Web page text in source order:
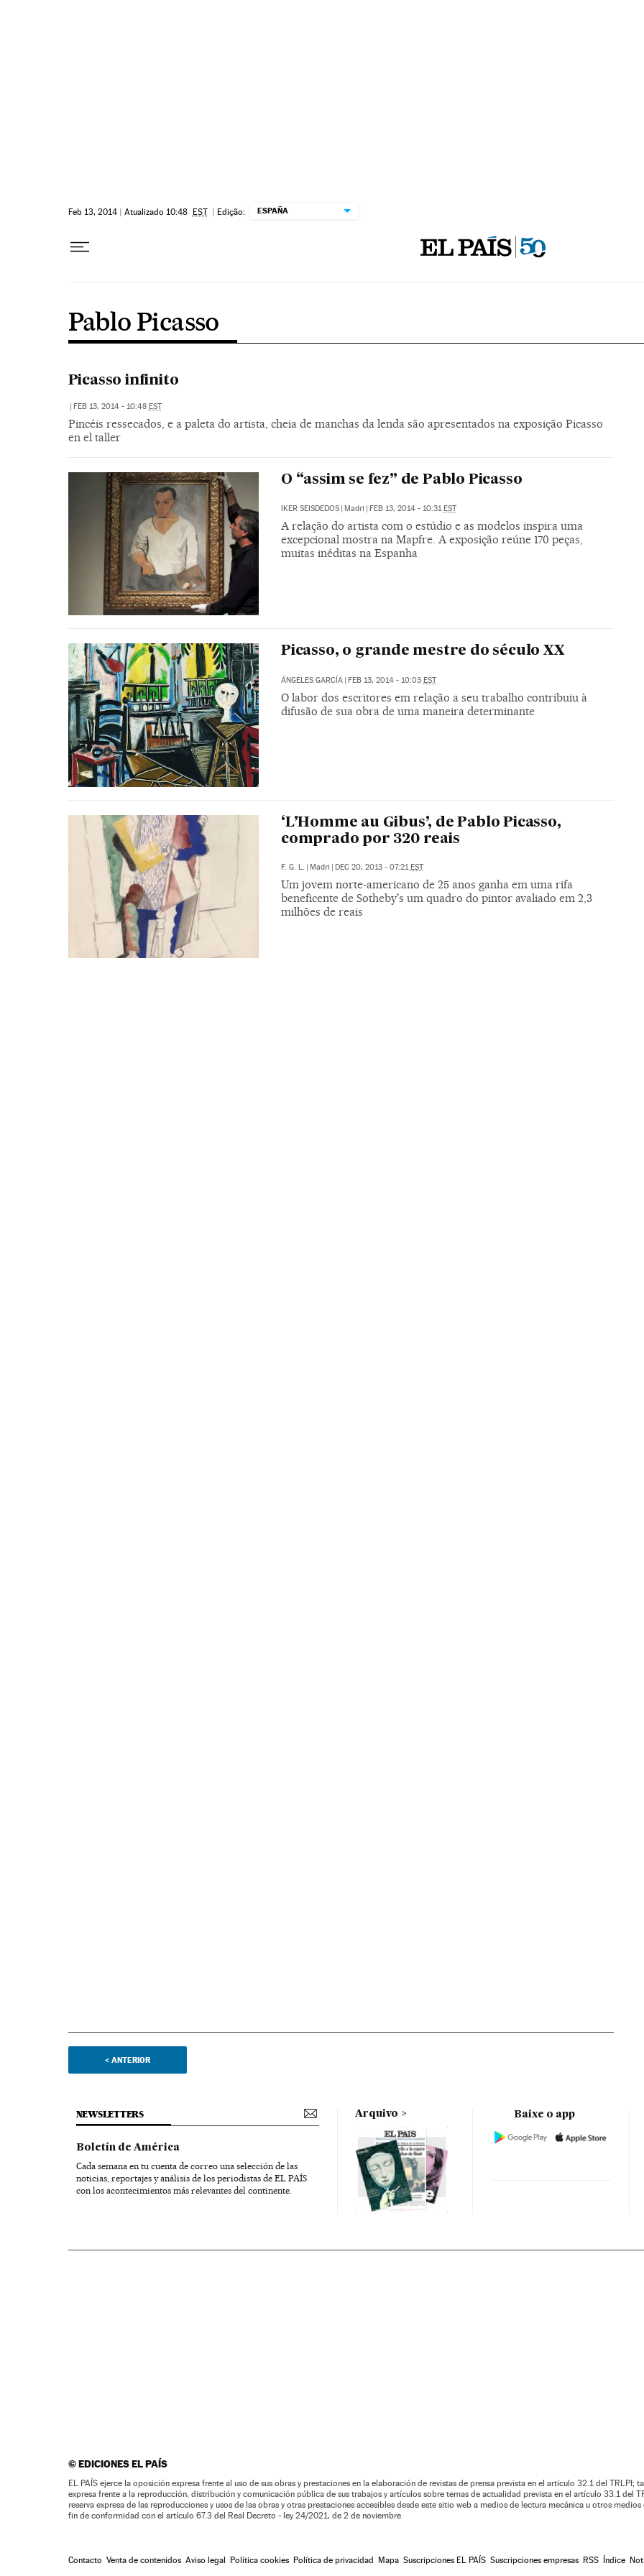
Feb 13, 2014 | Atualizado 10:48 EST | Edição: ESPAÑA
Pablo Picasso
Picasso infinito
| FEB 13, 2014 - 10:48 EST
Pincéis ressecados, e a paleta do artista, cheia de manchas da lenda são apresentados na exposição Picasso
en el taller
O “assim se fez” de Pablo Picasso
IKER SEISDEDOS | Madri | FEB 13, 2014 - 10:31EST
A relação do artista com o estúdio e as modelos inspira uma
excepcional mostra na Mapfre. A exposição reúne 170 peças,
muitas inéditas na Espanha
Picasso, o grande mestre do século XX
ÁNGELES GARCÍA FEB 13, 2014 - 10:03 EST
O labor dos escritores em relação a seu trabalho contribuiu à
difusão de sua obra de uma maneira determinante
‘L’Homme au Gibus’, de Pablo Picasso,
comprado por 320 reais
F. G. L. | Madri | DEC 20, 2013 - 07:21EST
Um jovem norte-americano de 25 anos ganha em uma rifa
beneficente de Sotheby's um quadro do pintor avaliado em 2,3
milhões de reais
< ANTERIOR
NEWSLETTERS
Boletín de América
Cada semana en tu cuenta de correo una selección de las
noticias, reportajes y análisis de los periodistas de EL PAÍS
con los acontecimientos más relevantes del continente.
Arquivo Baixe o app
©EDICIONES EL PAÍS
EL PAÍS ejerce la oposición expresa frente al uso de sus obras y prestaciones en la elaboración de revistas de prensa prevista en el artículo 32.1 del TRLPI;
expresa frente a la reproducción, distribución y comunicación pública de sus trabajos y artículos sobre temas de actualidad prevista en el artículo 33.1 del
reserva expresa de las reproducciones y usos de las obras y otras prestaciones accesibles desde este sitio web a medios de lectura mecánica u otros medios
fin de conformidad con el artículo 67.3 del Real Decreto - ley 24/2021, de 2 de noviembre
Contacto Venta de contenidos Aviso legal Política cookies Política de privacidad Mapa Suscripciones EL PAÍS Suscripciones empresas RSS Índice